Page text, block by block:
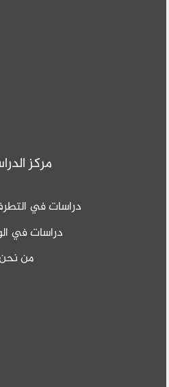
مركز
دراسات في
دراسات في
من